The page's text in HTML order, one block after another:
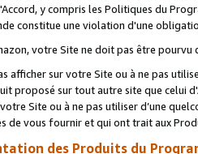
y compris les Politiques du
constitue une violation d'une
votre Site ne doit pas être
afficher sur votre Site ou à ne pas
proposé sur tout autre site que celui
Site ou à ne pas utiliser d’une
de vous fournir et qui ont trait aux
des Produits du